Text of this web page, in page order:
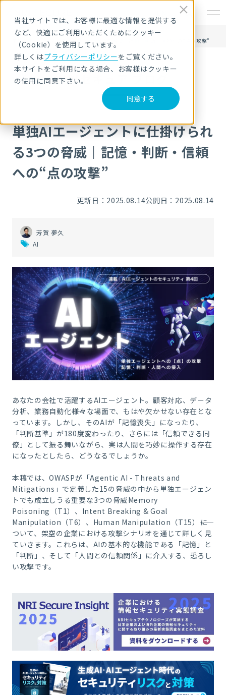
当社サイトでは、お客様に最適な情報を提供する
など、快適にご利用いただくためにクッキー
（Cookie）を使用しています。
詳しくはプライバシーポリシーをご覧ください。
本サイトをご利用になる場合、お客様はクッキー
の使用に同意下さい。
同意する
HOME
NRIセキュア ブログ
単独AIエージェントに仕掛けられる3つの脅威｜記憶・判断・信頼への“点の攻撃”
NRIセキュア ブログ
単独AIエージェントに仕掛けられ
る3つの脅威｜記憶・判断・信頼
への“点の攻撃”
更新日：2025.08.14公開日：2025.08.14
芳賀 夢久
AI
あなたの会社で活躍するAIエージェント。顧客対応、データ
分析、業務自動化――様々な場面で、もはや欠かせない存在とな
っています。しかし、そのAIが「記憶喪失」になったり、
「判断基準」が180度変わったり、さらには「信頼できる同
僚」として振る舞いながら、実は人間を巧妙に操作する存在
になったとしたら、どうなるでしょうか。
本稿では、OWASPが「Agentic AI - Threats and
Mitigations」で定義した15の脅威の中から単独エージェン
トでも成立しうる重要な3つの脅威――Memory
Poisoning（T1）、Intent Breaking & Goal
Manipulation（T6）、Human Manipulation（T15）――に
ついて、架空の企業における攻撃シナリオを通じて詳しく見
ていきます。これらは、AIの基本的な機能である「記憶」と
「判断」、そして「人間との信頼関係」に介入する、恐ろし
い攻撃です。